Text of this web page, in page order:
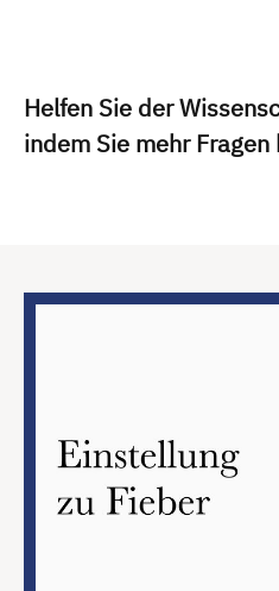
Helfen Sie der
indem Sie mehr